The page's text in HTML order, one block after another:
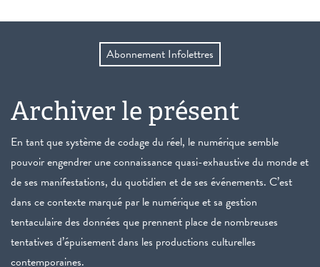
Abonnement Infolettres
Archiver le présent
En tant que système de codage du réel, le numérique semble
pouvoir engendrer une connaissance quasi-exhaustive du monde et
de ses manifestations, du quotidien et de ses événements. C’est
dans ce contexte marqué par le numérique et sa gestion
tentaculaire des données que prennent place de nombreuses
tentatives d’épuisement dans les productions culturelles
contemporaines.